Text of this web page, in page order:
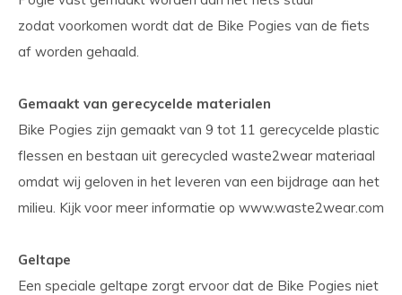
zodat voorkomen wordt dat de Bike Pogies van de fiets
af worden gehaald.
Gemaakt van gerecycelde materialen
Bike Pogies zijn gemaakt van 9 tot 11 gerecycelde plastic
flessen en bestaan uit gerecycled waste2wear materiaal
omdat wij geloven in het leveren van een bijdrage aan het
milieu. Kijk voor meer informatie op www.waste2wear.com
Geltape
Een speciale geltape zorgt ervoor dat de Bike Pogies niet